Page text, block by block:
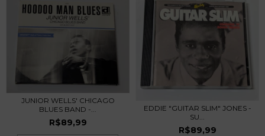
JUNIOR WELLS' CHICAGO
BLUES BAND -...
R$89,99
EDDIE "GUITAR SLIM" JONES -
SU...
R$89,99